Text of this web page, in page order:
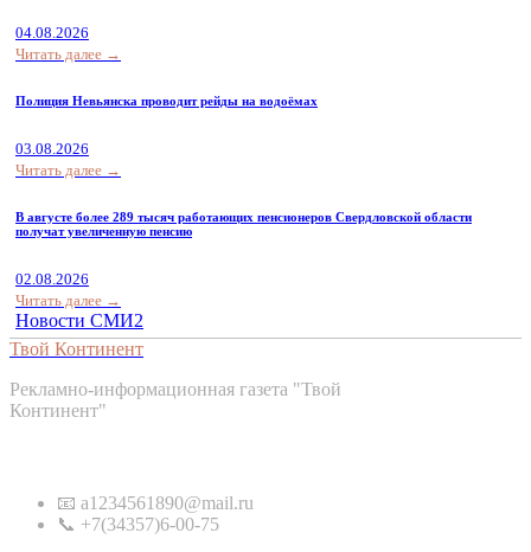
04.08.2026
Читать далее →
Полиция Невьянска проводит рейды на водоёмах
03.08.2026
Читать далее →
В августе более 289 тысяч работающих пенсионеров Свердловской области
получат увеличенную пенсию
02.08.2026
Читать далее →
Новости СМИ2
Твой Континент
Рекламно-информационная газета "Твой
Континент"
📧 a1234561890@mail.ru
📞 +7(34357)6-00-75